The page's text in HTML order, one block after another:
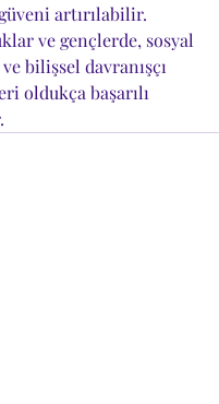
artırılabilir.
ve gençlerde, sosyal
bilişsel davranışçı
oldukça başarılı